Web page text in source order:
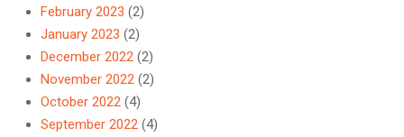
February 2023 (2)
January 2023 (2)
December 2022 (2)
November 2022 (2)
October 2022 (4)
September 2022 (4)